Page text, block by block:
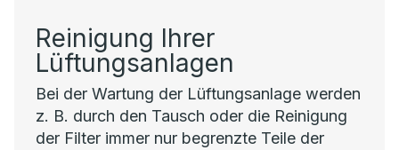
Reinigung Ihrer
Lüftungsanlagen
Bei der Wartung der Lüftungsanlage werden
z. B. durch den Tausch oder die Reinigung
der Filter immer nur begrenzte Teile der